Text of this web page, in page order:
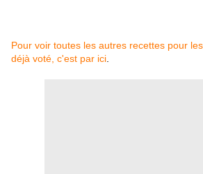
Pour voir toutes les autres recettes pour
déjà voté, c'est par ici